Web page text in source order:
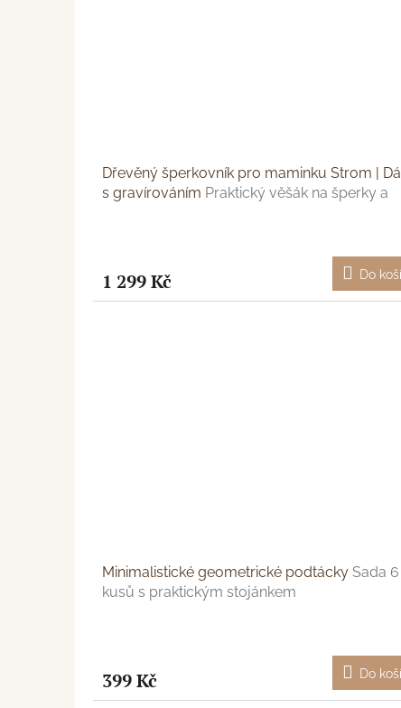
Dřevěný šperkovník pro maminku Strom |
s gravírováním Praktický věšák na šperky a
1 299 Kč Do
Minimalistické geometrické podtácky Sada 6
kusů s praktickým stojánkem
399 Kč Do